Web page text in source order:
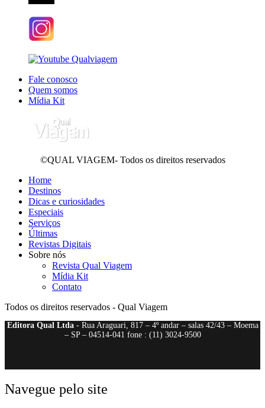
Fale conosco
Quem somos
Mídia Kit
©QUAL VIAGEM- Todos os direitos reservados
Home
Destinos
Dicas e curiosidades
Especiais
Serviços
Últimas
Revistas Digitais
Sobre nós
Revista Qual Viagem
Mídia Kit
Contato
Todos os direitos reservados - Qual Viagem
Editora Qual Ltda- Rua Araguari, 817 – 4º andar – salas 42/43 – Moema
– SP – 04514-041 fone : (11) 3024-9500
Navegue pelo site